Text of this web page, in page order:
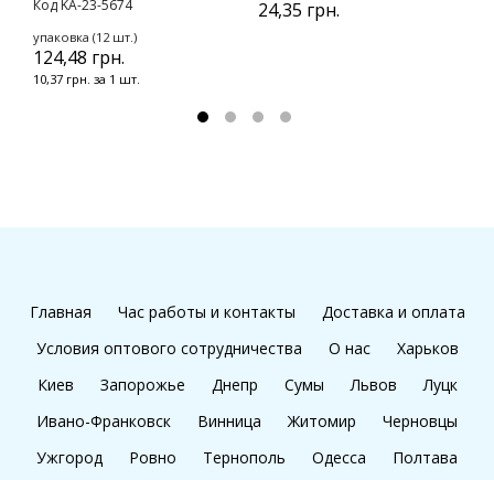
Код KA-23-5674
упаковка (12 шт.)
124,48 грн.
10,37 грн. за 1 шт.
24,35 грн.
Главная Час работы и контакты
Доставка и оплата
Условия оптового сотрудничества
О нас
Харьков
Киев
Запорожье Днепр Сумы Львов
Луцк
Ивано-Франковск
Винница Житомир
Черновцы
Ужгород
Ровно Тернополь Одесса Полтава